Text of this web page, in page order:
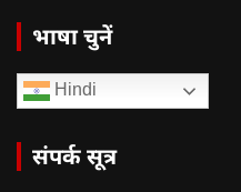
भाषा चुनें
Hindi
संपर्क सूत्र